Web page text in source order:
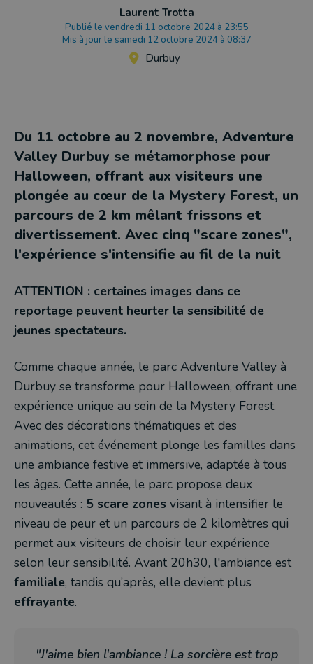
Laurent Trotta
Publié le vendredi 11 octobre 2024 à 23:55
Mis à jour le samedi 12 octobre 2024 à 08:37
Durbuy
Du 11 octobre au 2 novembre, Adventure
Valley Durbuy se métamorphose pour
Halloween, offrant aux visiteurs une
plongée au cœur de la Mystery Forest, un
parcours de 2 km mêlant frissons et
divertissement. Avec cinq "scare zones",
l'expérience s'intensifie au fil de la nuit
ATTENTION : certaines images dans ce
reportage peuvent heurter la sensibilité de
jeunes spectateurs.
Comme chaque année, le parc Adventure Valley à
Durbuy se transforme pour Halloween, offrant une
expérience unique au sein de la Mystery Forest.
Avec des décorations thématiques et des
animations, cet événement plonge les familles dans
une ambiance festive et immersive, adaptée à tous
les âges. Cette année, le parc propose deux
nouveautés : 5 scare zones visant à intensifier le
niveau de peur et un parcours de 2 kilomètres qui
permet aux visiteurs de choisir leur expérience
selon leur sensibilité. Avant 20h30, l'ambiance est
familiale, tandis qu’après, elle devient plus
effrayante.
"J'aime bien l'ambiance ! La sorcière est trop